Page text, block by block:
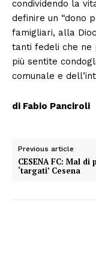
condividendo la
definire un “dono
famigliari, alla
tanti fedeli che ne
più sentite
comunale e
di Fabio Panciroli
Previous article
CESENA FC: Mal di
‘targati’ Cesena